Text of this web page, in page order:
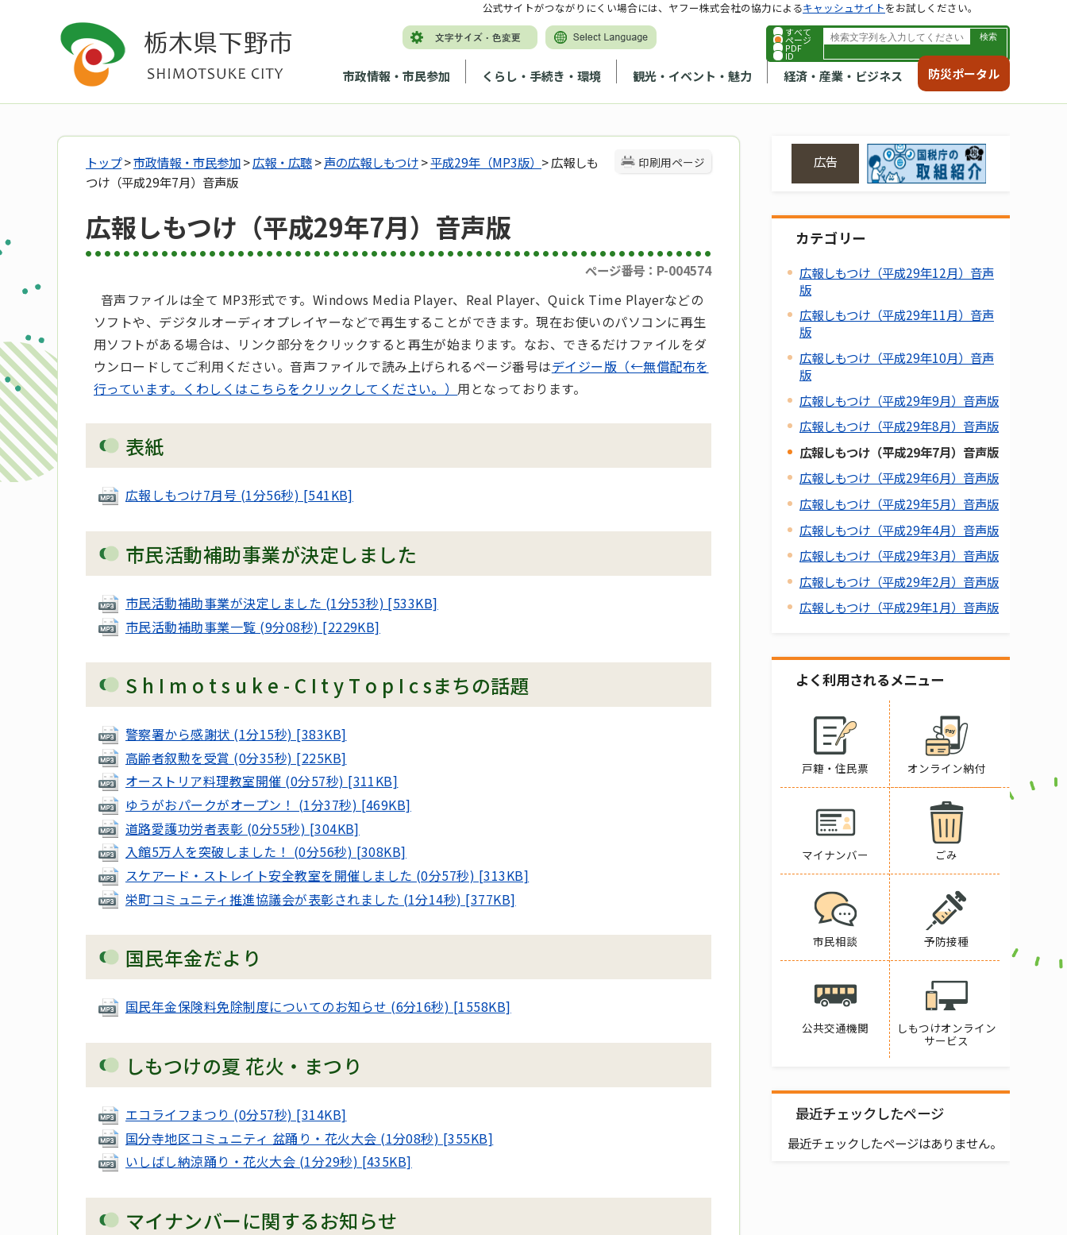
すべて
ページ
PDF
ID
市政情報・市民参加 くらし・手続き・環境 観光・イベント・魅力 経済・産業・ビジネス 防災ポータル
公式サイトがつながりにくい場合には、ヤフー株式会社の協力によるキャッシュサイトをお試しください。
印刷用ページ
トップ>市政情報・市民参加>広報・広聴>声の広報しもつけ>平成29年（MP3版） > 広報しも
つけ（平成29年7月）音声版
広報しもつけ（平成29年7月）音声版
ページ番号：P-004574
音声ファイルは全て MP3形式です。Windows Media Player、Real Player、Quick Time Playerなどの
ソフトや、デジタルオーディオプレイヤーなどで再生することができます。現在お使いのパソコンに再生
用ソフトがある場合は、リンク部分をクリックすると再生が始まります。なお、できるだけファイルをダ
ウンロードしてご利用ください。音声ファイルで読み上げられるページ番号はデイジー版（←無償配布を
行っています。くわしくはこちらをクリックしてください。） 用となっております。
表紙
広報しもつけ7月号 (1分56秒) [541KB]
市民活動補助事業が決定しました
市民活動補助事業が決定しました (1分53秒) [533KB]
市民活動補助事業一覧 (9分08秒) [2229KB]
S h I m o t s u k e - C I t y T o p I c sまちの話題
警察署から感謝状 (1分15秒) [383KB]
高齢者叙勲を受賞 (0分35秒) [225KB]
オーストリア料理教室開催 (0分57秒) [311KB]
ゆうがおパークがオープン！ (1分37秒) [469KB]
道路愛護功労者表彰 (0分55秒) [304KB]
入館5万人を突破しました！ (0分56秒) [308KB]
スケアード・ストレイト安全教室を開催しました (0分57秒) [313KB]
栄町コミュニティ推進協議会が表彰されました (1分14秒) [377KB]
国民年金だより
国民年金保険料免除制度についてのお知らせ (6分16秒) [1558KB]
しもつけの夏 花火・まつり
エコライフまつり (0分57秒) [314KB]
国分寺地区コミュニティ 盆踊り・花火大会 (1分08秒) [355KB]
いしばし納涼踊り・花火大会 (1分29秒) [435KB]
マイナンバーに関するお知らせ
広告
カテゴリー
広報しもつけ（平成29年12月）音声
版
広報しもつけ（平成29年11月）音声
版
広報しもつけ（平成29年10月）音声
版
広報しもつけ（平成29年9月）音声版
広報しもつけ（平成29年8月）音声版
広報しもつけ（平成29年7月）音声版
広報しもつけ（平成29年6月）音声版
広報しもつけ（平成29年5月）音声版
広報しもつけ（平成29年4月）音声版
広報しもつけ（平成29年3月）音声版
広報しもつけ（平成29年2月）音声版
広報しもつけ（平成29年1月）音声版
よく利用されるメニュー
戸籍・住民票 オンライン納付
マイナンバー ごみ
市民相談 予防接種
公共交通機関
しもつけオンライン
サービス
最近チェックしたページ
最近チェックしたページはありません。